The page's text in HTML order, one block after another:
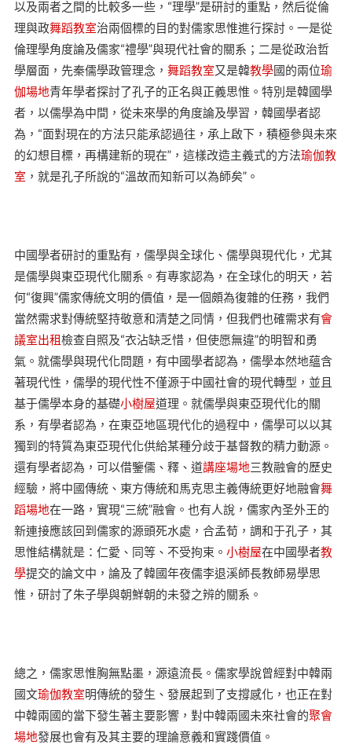
以及兩者之間的比較多一些，“理學”是研討的重點，然后從倫
理與政舞蹈教室治兩個標的目的對儒家思惟進行探討。一是從
倫理學角度論及儒家“禮學”與現代社會的關系；二是從政治哲
學層面，先秦儒學政管理念， 舞蹈教室又是韓教學國的兩位瑜
伽場地青年學者探討了孔子的正名與正義思惟。特別是韓國學
者，以儒學為中間，從未來學的角度論及學習，韓國學者認
為，“面對現在的方法只能承認過往，承上啟下，積極參與未來
的幻想目標，再構建新的現在”，這樣改造主義式的方法瑜伽教
室 ，就是孔子所說的“溫故而知新可以為師矣”。
中國學者研討的重點有，儒學與全球化、儒學與現代化，尤其
是儒學與東亞現代化關系。有專家認為，在全球化的明天，若
何“復興”儒家傳統文明的價值，是一個頗為復雜的任務，我們
當然需求對傳統堅持敬意和清楚之同情，但我們也確需求有會
議室出租檢查自照及“衣沾缺乏惜，但使愿無違”的明智和勇
氣。就儒學與現代化問題，有中國學者認為，儒學本然地蘊含
著現代性，儒學的現代性不僅源于中國社會的現代轉型，並且
基于儒學本身的基礎小樹屋道理。就儒學與東亞現代化的關
系，有學者認為，在東亞地區現代化的過程中，儒學可以以其
獨到的特質為東亞現代化供給某種分歧于基督教的精力動源。
還有學者認為，可以借鑒儒、釋、道講座場地三教融會的歷史
經驗，將中國傳統、東方傳統和馬克思主義傳統更好地融會舞
蹈場地在一路，實現“三統”融會。也有人說，儒家內圣外王的
新連接應該回到儒家的源頭死水處，合孟荀，調和于孔子，其
思惟結構就是：仁愛、同等、不受拘束。 小樹屋在中國學者教
學提交的論文中，論及了韓國年夜儒李退溪師長教師易學思
惟，研討了朱子學與朝鮮朝的未發之辨的關系。
總之，儒家思惟胸無點墨，源遠流長。儒家學說曾經對中韓兩
國文瑜伽教室明傳統的發生、發展起到了支撐感化，也正在對
中韓兩國的當下發生著主要影響，對中韓兩國未來社會的聚會
場地發展也會有及其主要的理論意義和實踐價值。